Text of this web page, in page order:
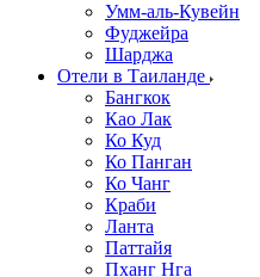
Умм-аль-Кувейн
Фуджейра
Шарджа
Отели в Таиланде
Бангкок
Као Лак
Ко Куд
Ко Панган
Ко Чанг
Краби
Ланта
Паттайя
Пханг Нга